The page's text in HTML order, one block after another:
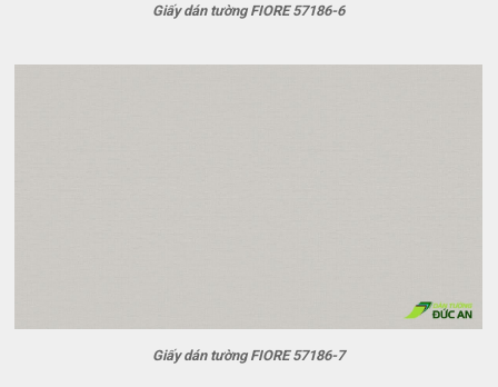
Giấy dán tường FIORE 57186-6
Giấy dán tường FIORE 57186-7